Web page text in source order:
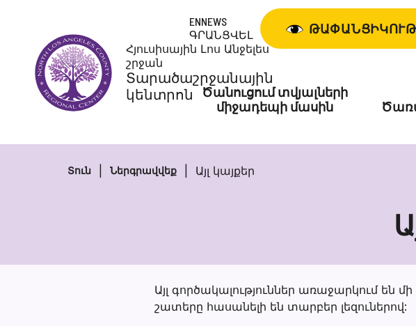
Հյուսիսային Լոս Անջելես
շրջան
Տարածաշրջանային
կենտրոն
ENNEWS
ԳՐԱՆՑՎԵԼ
Ծանուցում տվյալների
միջադեպի մասին
Տուն Ներգրավվեք Այլ կայքեր
Այլ գործակալություններ առաջարկում
շատերը հասանելի են տարբեր լեզուներով: